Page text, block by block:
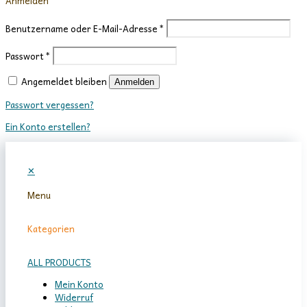
Benutzername oder E-Mail-Adresse*
Passwort*
Angemeldet bleiben
Anmelden
Passwort vergessen?
Ein Konto erstellen?
✕
Menu
Kategorien
ALL PRODUCTS
Mein Konto
Widerruf